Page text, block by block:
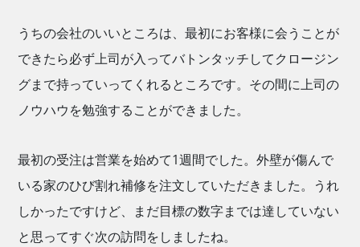
うちの会社のいいところは、最初にお客様に会うことが
できたら必ず上司が入ってバトンタッチしてクロージン
グまで持っていってくれるところです。その間に上司の
ノウハウを勉強することができました。
最初の受注は営業を始めて1週間でした。外壁が傷んで
いる家のひび割れ補修を注文していただきました。うれ
しかったですけど、まだ目標の数字までは達していない
と思ってすぐ次の訪問をしましたね。